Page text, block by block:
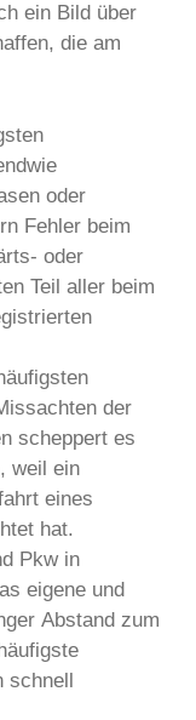
ein Bild über
die am
oder
Fehler beim
oder
Teil aller beim
der
scheppert es
weil ein
eines
hat.
Pkw in
eigene und
Abstand zum
schnell